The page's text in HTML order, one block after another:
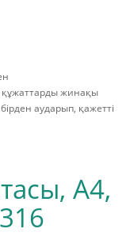
жинақы
аударып, қажетті
A4,